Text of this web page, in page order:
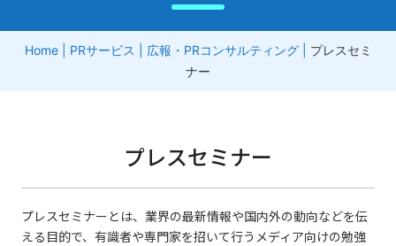
Home PRサービス 広報・PRコンサルティング
プレスセミ
ナー
プレスセミナー
プレスセミナーとは、業界の最新情報や国内外の動向などを伝
える目的で、有識者や専門家を招いて行うメディア向けの勉強